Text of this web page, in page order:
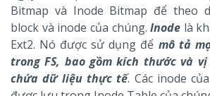
Bitmap và Inode Bitmap để theo
block và inode của chúng.Inode là
Ext2. Nó được sử dụng để mô tả
trong FS, bao gồm kích thước và
chứa dữ liệu thực tế. Các inode